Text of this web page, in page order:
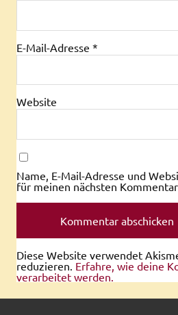
E-Mail-Adresse *
Website
Name, E-Mail-Adresse und
für meinen nächsten
Diese Website verwendet
reduzieren. Erfahre, wie deine
verarbeitet werden.